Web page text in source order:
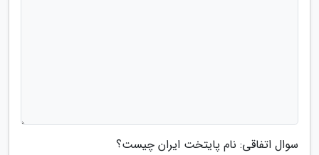
سوال اتفاقی: نام پایتخت ایران چیست؟